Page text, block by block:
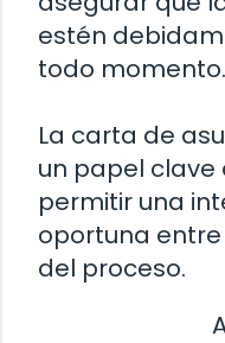
estén
todo momento.
La carta de
un papel clave
permitir una
oportuna
del proceso.